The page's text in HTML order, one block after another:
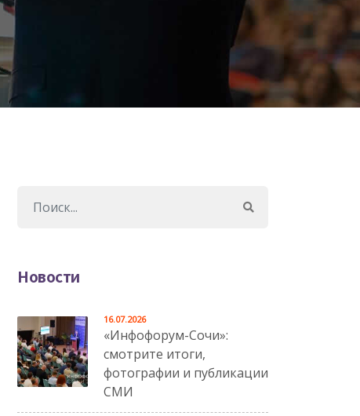
Новости
«Инфофорум-Сочи»:
смотрите итоги,
фотографии и публикации
СМИ
16.07.2026